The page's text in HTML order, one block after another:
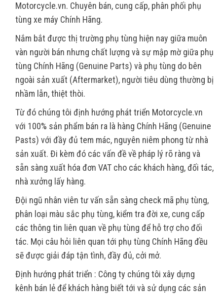
Motorcycle.vn. Chuyên bán, cung cấp, phân phối phụ
tùng xe máy Chính Hãng.
Nắm bắt được thị trường phụ tùng hiện nay giữa muôn
vàn người bán nhưng chất lượng và sự mập mờ giữa phụ
tùng Chính Hãng (Genuine Parts) và phụ tùng do bên
ngoài sản xuất (Aftermarket), người tiêu dùng thường bị
nhầm lẫn, thiệt thòi.
Từ đó chúng tôi định hướng phát triển Motorcycle.vn
với 100% sản phẩm bán ra là hàng Chính Hãng (Genuine
Pasts) với đầy đủ tem mác, nguyên niêm phong từ nhà
sản xuất. Đi kèm đó các vấn đề về pháp lý rõ ràng và
sẵn sàng xuất hóa đơn VAT cho các khách hàng, đối tác,
nhà xưởng lấy hàng.
Đội ngũ nhân viên tư vấn sẵn sàng check mã phụ tùng,
phân loại màu sắc phụ tùng, kiểm tra đời xe, cung cấp
các thông tin liên quan về phụ tùng để hỗ trợ cho đối
tác. Mọi câu hỏi liên quan tới phụ tùng Chính Hãng đều
sẽ được giải đáp tận tình, đầy đủ, cởi mở.
Định hướng phát triển : Công ty chúng tôi xây dựng
kênh bán lẻ để khách hàng biết tới và sử dụng các sản